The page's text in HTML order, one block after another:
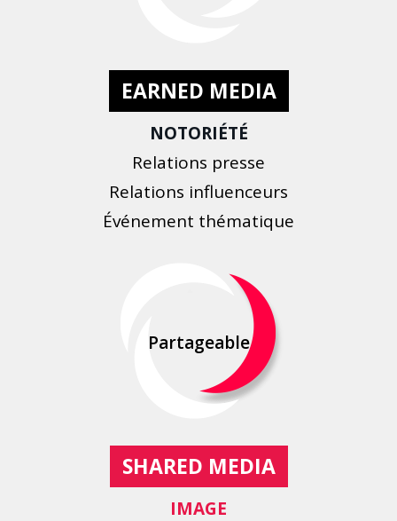
EARNED MEDIA
NOTORIÉTÉ
Relations presse
Relations influenceurs
Événement thématique
Partageable
SHARED MEDIA
IMAGE